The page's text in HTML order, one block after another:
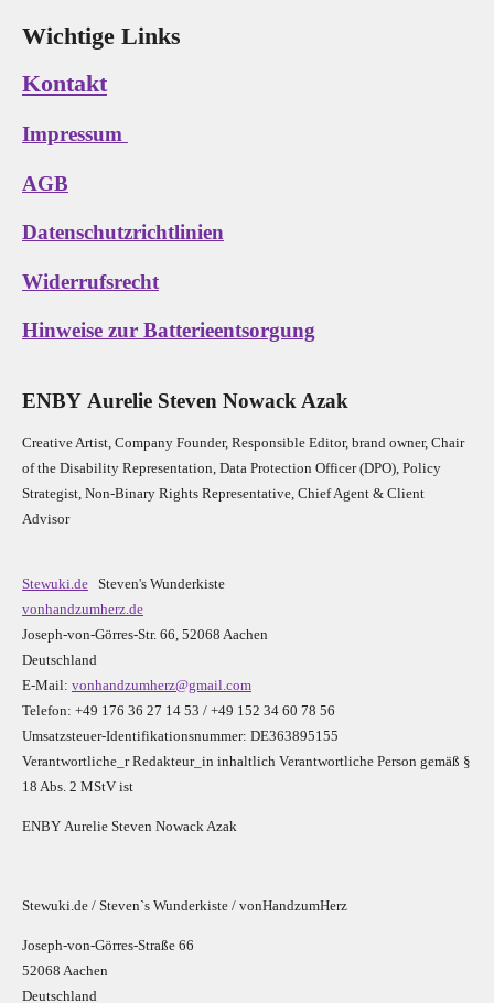
Wichtige Links
Kontakt
Impressum
AGB
Datenschutzrichtlinien
Widerrufsrecht
Hinweise zur Batterieentsorgung
ENBY Aurelie Steven Nowack Azak
Creative Artist, Company Founder, Responsible Editor, brand owner, Chair
of the Disability Representation, Data Protection Officer (DPO), Policy
Strategist, Non-Binary Rights Representative, Chief Agent & Client
Advisor
Stewuki.de Steven's Wunderkiste
vonhandzumherz.de
Joseph-von-Görres-Str. 66, 52068 Aachen
Deutschland
E-Mail: vonhandzumherz@gmail.com
Telefon: +49 176 36 27 14 53 / +49 152 34 60 78 56
Umsatzsteuer-Identifikationsnummer: DE363895155
Verantwortliche_r Redakteur_in inhaltlich Verantwortliche Person gemäß §
18 Abs. 2 MStV ist
ENBY Aurelie Steven Nowack Azak
Stewuki.de / Steven`s Wunderkiste / vonHandzumHerz
Joseph-von-Görres-Straße 66
52068 Aachen
Deutschland